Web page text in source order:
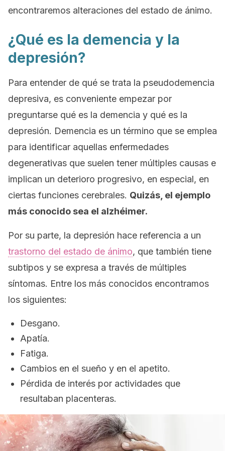
encontraremos alteraciones del estado de ánimo.
¿Qué es la demencia y la
depresión?
Para entender de qué se trata la pseudodemencia
depresiva, es conveniente empezar por
preguntarse qué es la demencia y qué es la
depresión. Demencia es un término que se emplea
para identificar aquellas enfermedades
degenerativas que suelen tener múltiples causas e
implican un deterioro progresivo, en especial, en
ciertas funciones cerebrales. Quizás, el ejemplo
más conocido sea el alzhéimer.
Por su parte, la depresión hace referencia a un
trastorno del estado de ánimo, que también tiene
subtipos y se expresa a través de múltiples
síntomas. Entre los más conocidos encontramos
los siguientes:
Desgano.
Apatía.
Fatiga.
Cambios en el sueño y en el apetito.
Pérdida de interés por actividades que
resultaban placenteras.